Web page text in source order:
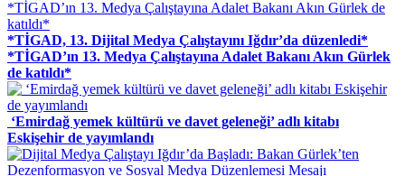
*TİGAD, 13. Dijital Medya Çalıştayını Iğdır’da düzenledi*
*TİGAD’ın 13. Medya Çalıştayına Adalet Bakanı Akın Gürlek
de katıldı*
​ ‘Emirdağ yemek kültürü ve davet geleneği’ adlı kitabı
Eskişehir de yayımlandı